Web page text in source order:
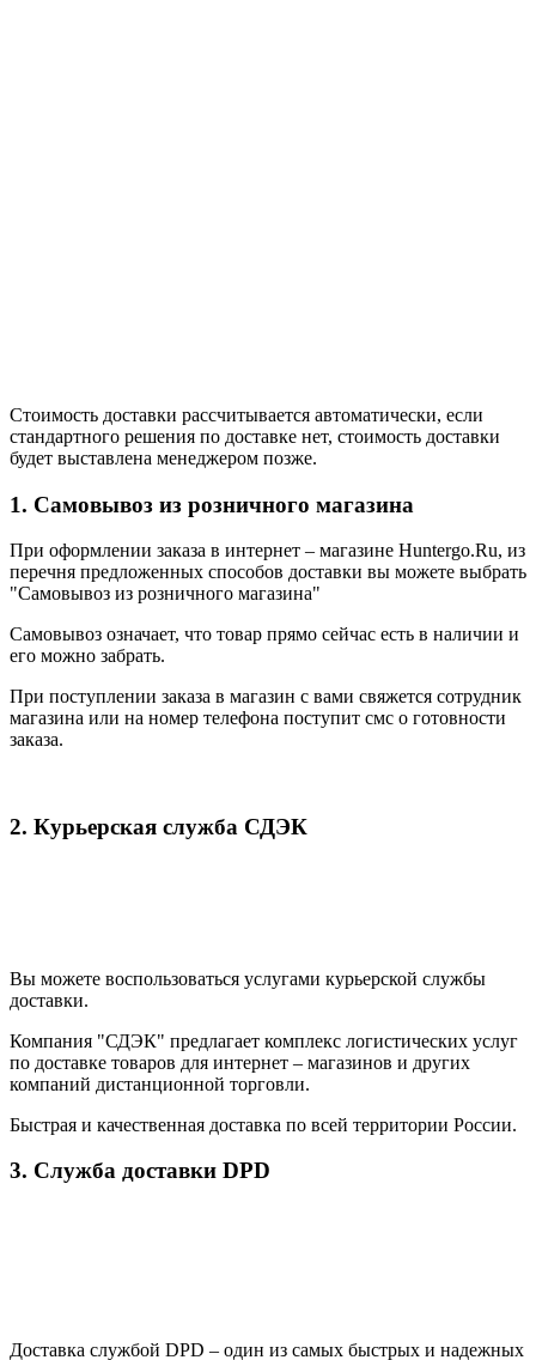
Стоимость доставки рассчитывается автоматически, если
стандартного решения по доставке нет, стоимость доставки
будет выставлена менеджером позже.
1. Самовывоз из розничного магазина
При оформлении заказа в интернет – магазине Huntergo.Ru, из
перечня предложенных способов доставки вы можете выбрать
"Самовывоз из розничного магазина"
Самовывоз означает, что товар прямо сейчас есть в наличии и
его можно забрать.
При поступлении заказа в магазин с вами свяжется сотрудник
магазина или на номер телефона поступит смс о готовности
заказа.
2. Курьерская служба СДЭК
Вы можете воспользоваться услугами курьерской службы
доставки.
Компания "СДЭК" предлагает комплекс логистических услуг
по доставке товаров для интернет – магазинов и других
компаний дистанционной торговли.
Быстрая и качественная доставка по всей территории России.
3. Служба доставки DPD
Доставка службой DPD – один из самых быстрых и надежных